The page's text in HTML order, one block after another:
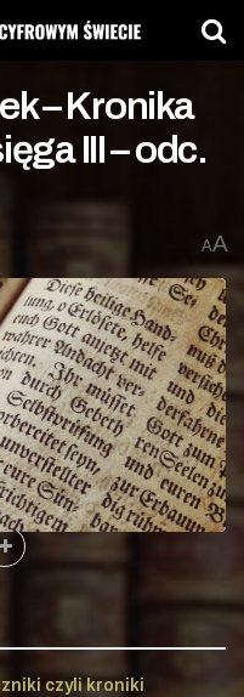
– Kronika
III – odc.
AA
czyli kroniki